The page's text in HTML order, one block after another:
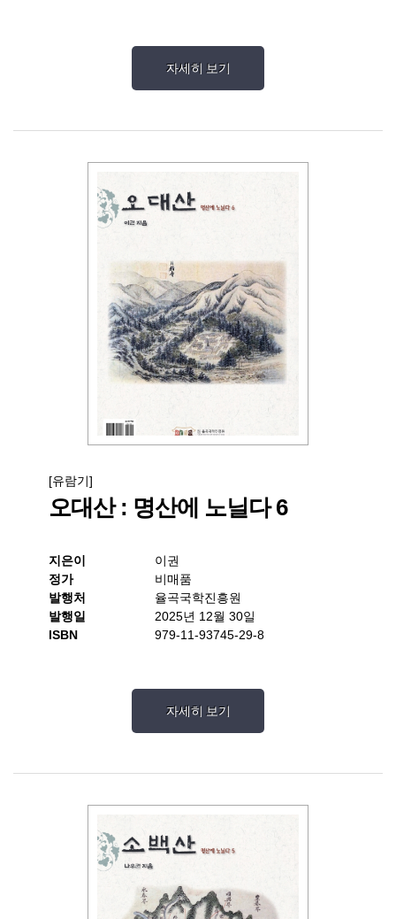
자세히 보기
[유람기]
오대산 : 명산에 노닐다 6
지은이
이권
정가
비매품
발행처
율곡국학진흥원
발행일
2025년 12월 30일
ISBN
979-11-93745-29-8
자세히 보기